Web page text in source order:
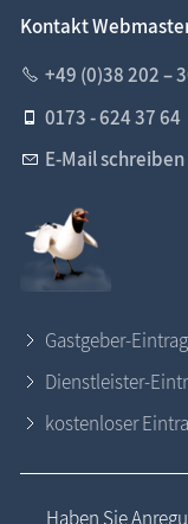
Kontakt
+49 (0)38 202 –
0173 - 624 37 64
E-Mail schreiben
Gastgeber-Eintrag
Dienstleister-
kostenloser
Haben Sie